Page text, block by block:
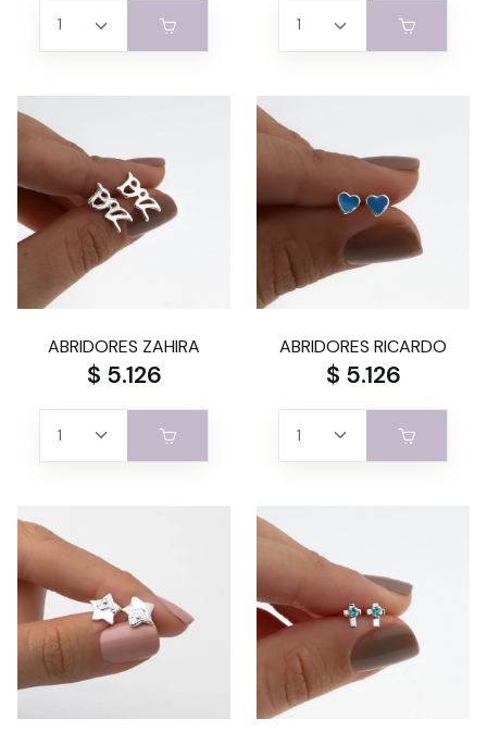
ABRIDORES ZAHIRA
$ 5.126
ABRIDORES RICARDO
$ 5.126